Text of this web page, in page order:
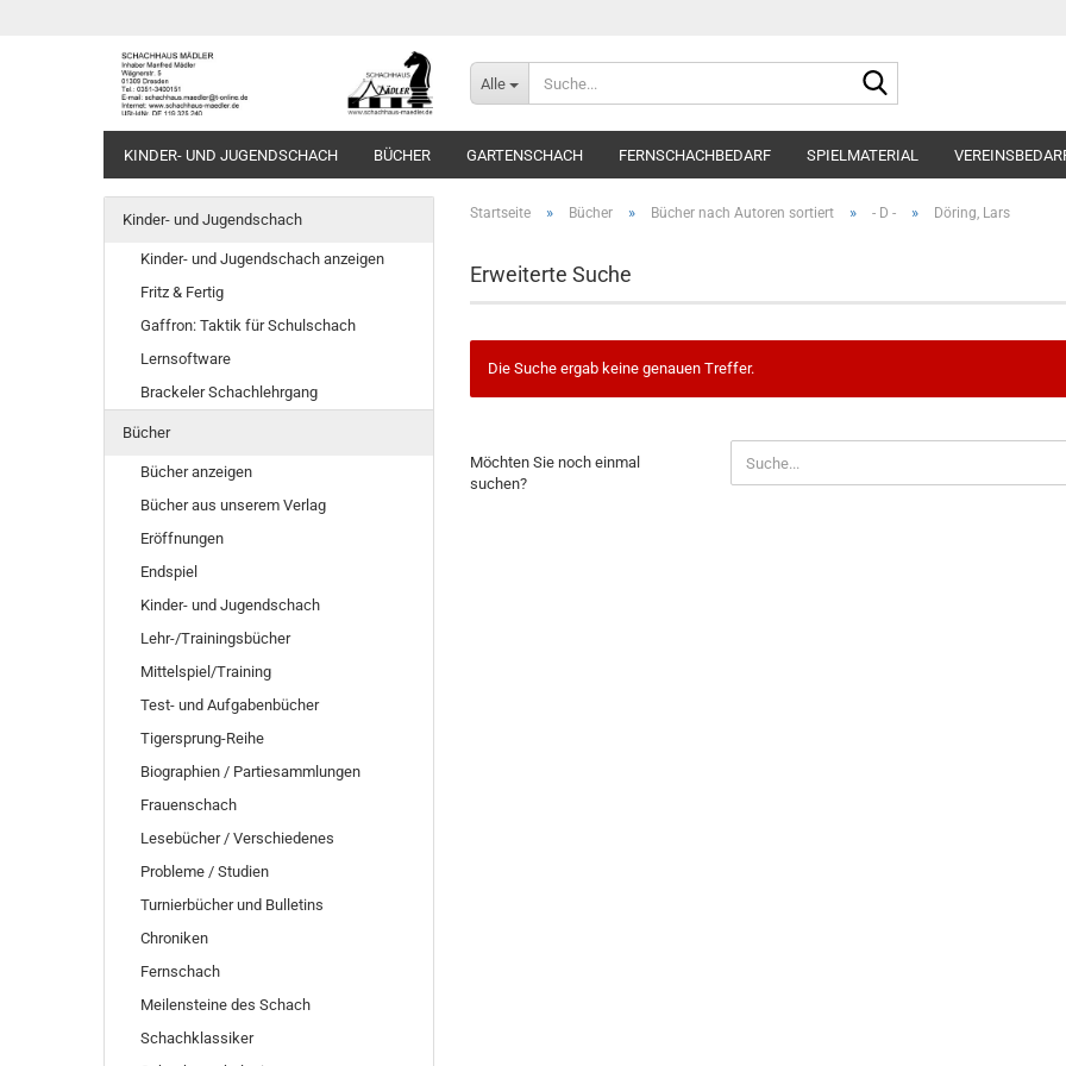
Alle
KINDER- UND JUGENDSCHACH BÜCHER GARTENSCHACH FERNSCHACHBEDARF SPIELMATERIAL
Startseite » Bücher » Bücher nach Autoren sortiert » - D - » Döring, Lars
Erweiterte Suche
Die Suche ergab keine genauen Treffer.
SIE
NOCH
Möchten Sie noch einmal
suchen?
Kinder- und Jugendschach
Kinder- und Jugendschach anzeigen
Fritz & Fertig
Gaffron: Taktik für Schulschach
Lernsoftware
Brackeler Schachlehrgang
Bücher
Bücher anzeigen
Bücher aus unserem Verlag
Eröffnungen
Endspiel
Kinder- und Jugendschach
Lehr-/Trainingsbücher
Mittelspiel/Training
Test- und Aufgabenbücher
Tigersprung-Reihe
Biographien / Partiesammlungen
Frauenschach
Lesebücher / Verschiedenes
Probleme / Studien
Turnierbücher und Bulletins
Chroniken
Fernschach
Meilensteine des Schach
Schachklassiker